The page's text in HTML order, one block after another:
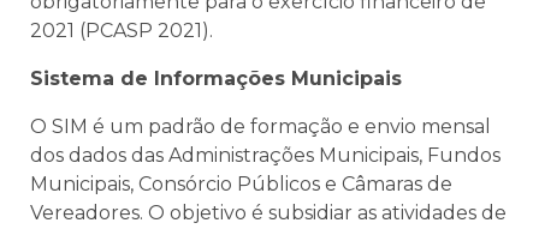
2021 (PCASP 2021).
Sistema de Informações Municipais
O SIM é um padrão de formação e envio mensal
dos dados das Administrações Municipais, Fundos
Municipais, Consórcio Públicos e Câmaras de
Vereadores. O objetivo é subsidiar as atividades de